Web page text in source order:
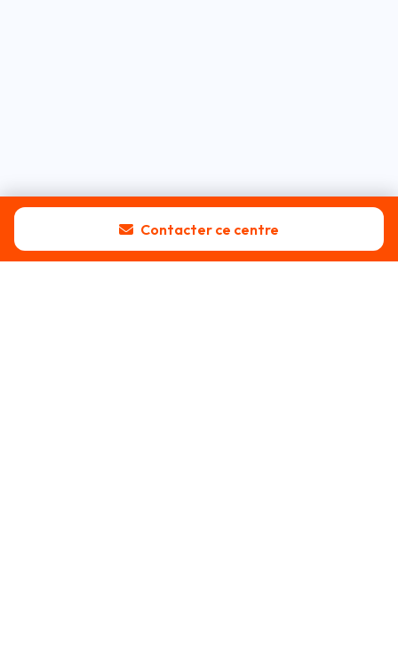
Contacter ce centre